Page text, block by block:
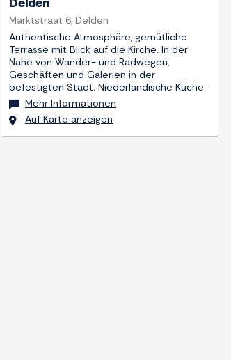
Marktstraat 6, Delden
Authentische Atmosphäre, gemütliche
Terrasse mit Blick auf die Kirche. In der
Nähe von Wander- und Radwegen,
Geschäften und Galerien in der
befestigten Stadt. Niederländische Küche.
Mehr Informationen
Auf Karte anzeigen